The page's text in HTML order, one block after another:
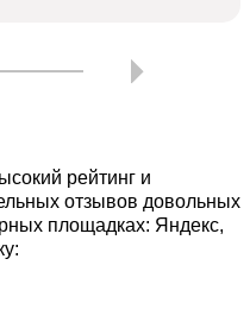
рейтинг и
отзывов довольных
площадках: Яндекс,